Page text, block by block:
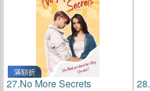
滿額折
27.No More Secrets 28.